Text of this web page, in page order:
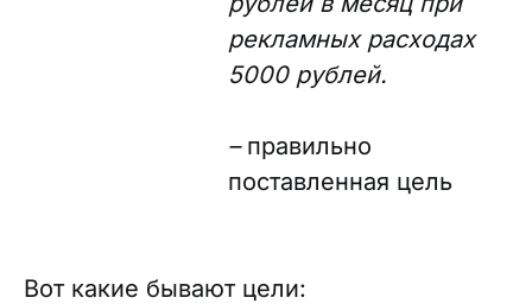
рекламных расходах
5000 рублей.
– правильно
поставленная цель
Вот какие бывают цели: